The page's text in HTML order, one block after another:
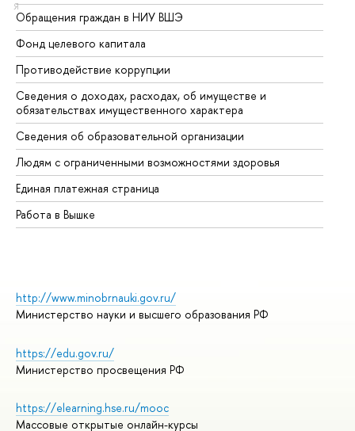
Я
Обращения граждан в НИУ ВШЭ
Фонд целевого капитала
Противодействие коррупции
Сведения о доходах, расходах, об имуществе и
обязательствах имущественного характера
Сведения об образовательной организации
Людям с ограниченными возможностями здоровья
Единая платежная страница
Работа в Вышке
http://www.minobrnauki.gov.ru/
Министерство науки и высшего образования РФ
https://edu.gov.ru/
Министерство просвещения РФ
https://elearning.hse.ru/mooc
Массовые открытые онлайн-курсы